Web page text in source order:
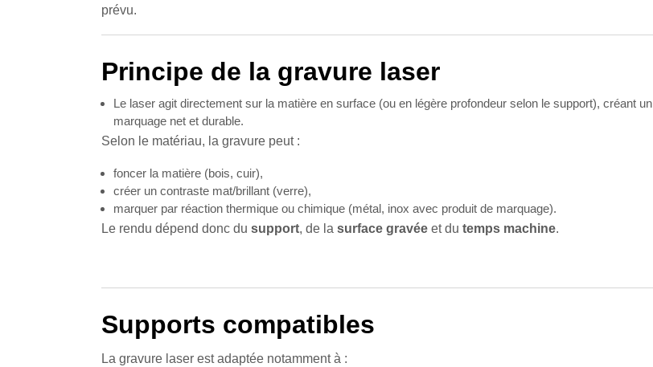
prévu.
Principe de la gravure laser
Le laser agit directement sur la matière en surface (ou en légère profondeur selon le support), créant un
marquage net et durable.
Selon le matériau, la gravure peut :
foncer la matière (bois, cuir),
créer un contraste mat/brillant (verre),
marquer par réaction thermique ou chimique (métal, inox avec produit de marquage).
Le rendu dépend donc du support, de la surface gravée et du temps machine.
Supports compatibles
La gravure laser est adaptée notamment à :